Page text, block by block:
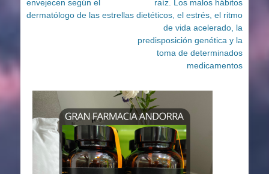
entradas
anterior:
envejecen según el
dermatólogo de las estrellas
siguiente:raíz. Los malos hábitos
dietéticos, el estrés, el ritmo
de vida acelerado, la
predisposición genética y la
toma de determinados
medicamentos